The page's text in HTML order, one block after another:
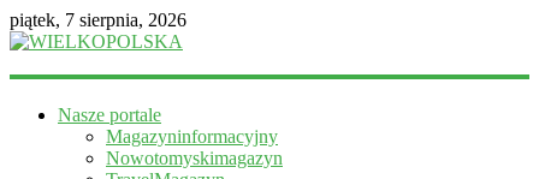
piątek, 7 sierpnia, 2026
WIELKOPOLSKA
informacyjny
Nasze portale
Magazyninformacyjny
Nowotomyskimagazyn